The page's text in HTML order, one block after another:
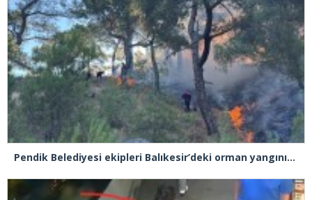
Pendik Belediyesi ekipleri Balıkesir’deki orman yangınına müdahale ediyor